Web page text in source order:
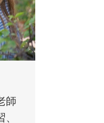
總是
，跟
的肢
及解
不
長